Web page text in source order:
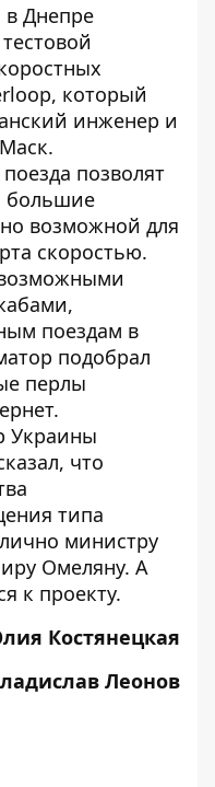
в Днепре
, который
инженер и
позволят
большие
возможной для
скоростью.
поездам в
подобрал
перлы
Украины
что
типа
министру
Омеляну. А
к проекту.
Костянецкая
Леонов